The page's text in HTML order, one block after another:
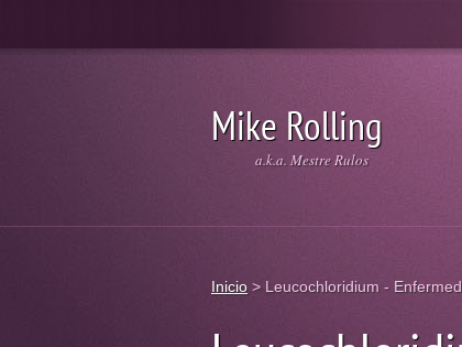
Mike Rolling
a.k.a. Mestre Rulos
Inicio > Leucochloridium -